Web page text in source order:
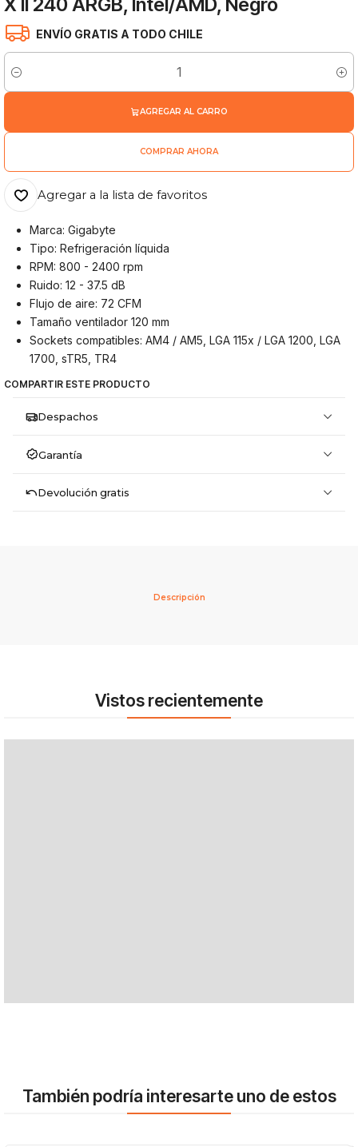
ENVÍO GRATIS A TODO CHILE
Cantidad
AGREGAR AL CARRO
COMPRAR AHORA
Agregar a la lista de favoritos
Marca: Gigabyte
Tipo: Refrigeración líquida
RPM: 800 - 2400 rpm
Ruido: 12 - 37.5 dB
Flujo de aire: 72 CFM
Tamaño ventilador 120 mm
Sockets compatibles: AM4 / AM5, LGA 115x / LGA 1200, LGA
1700, sTR5, TR4
COMPARTIR ESTE PRODUCTO
Despachos
Garantía
Devolución gratis
Descripción
Vistos recientemente
También podría interesarte uno de estos